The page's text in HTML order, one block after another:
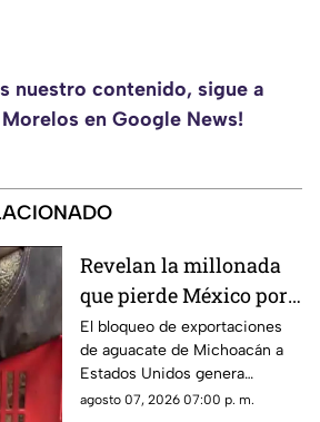
nuestro contenido, sigue a
en Google News!
Revelan la millonada
que pierde México por
el bloqueo de Estados
Unidos al aguacate de
Michoacán
El bloqueo de exportaciones
de aguacate de Michoacán a
Estados Unidos genera
pérdidas millonarias.
agosto 07, 2026 07:00 p. m.